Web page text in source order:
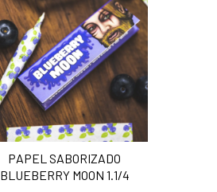
PAPEL SABORIZADO
BLUEBERRY MOON 1.1/4